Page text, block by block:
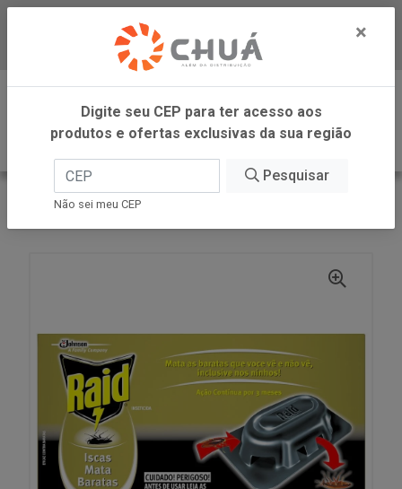
Baixe já nosso APP
0
INÍCIO
SC JOHNSON
×
Digite seu CEP para ter acesso aos
produtos e ofertas exclusivas da sua região
Pesquisar
Não sei meu CEP